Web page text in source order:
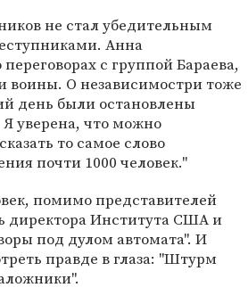
не стал убедительным
Анна
с группой Бараева,
воины. О независимостри тоже
день были остановлены
уверена, что можно
то самое слово
почти 1000 человек."
помимо представителей
директора Института США и
под дулом автомата". И
правде в глаза: "Штурм